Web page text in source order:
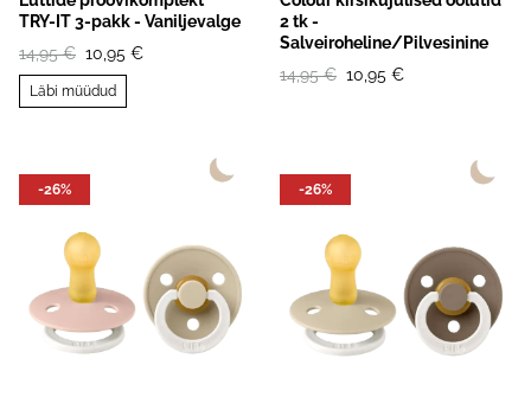
TRY-IT 3-pakk - Vaniljevalge
14,95 € 10,95 €
Läbi müüdud
2 tk -
Salveiroheline/Pilvesinine
14,95 € 10,95 €
-26% -26%